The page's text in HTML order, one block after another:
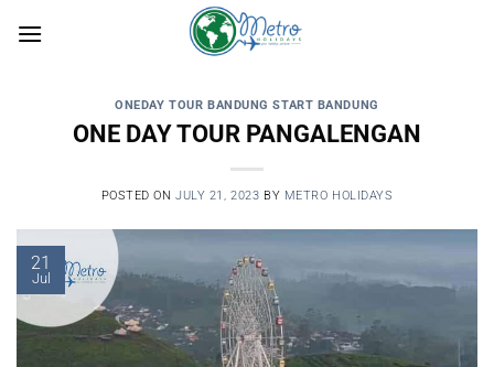
ONEDAY TOUR BANDUNG START BANDUNG
ONE DAY TOUR PANGALENGAN
POSTED ONJULY 21, 2023 BY METRO HOLIDAYS
21
Jul